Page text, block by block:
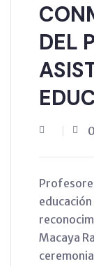
DEL
Macaya